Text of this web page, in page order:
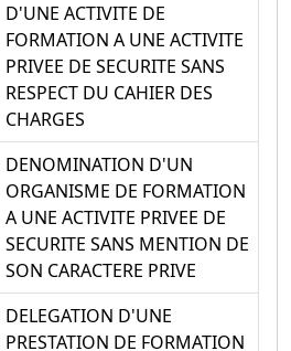
D'UNE ACTIVITE DE
FORMATION A UNE ACTIVITE
PRIVEE DE SECURITE SANS
RESPECT DU CAHIER DES
CHARGES
DENOMINATION D'UN
ORGANISME DE FORMATION
A UNE ACTIVITE PRIVEE DE
SECURITE SANS MENTION DE
SON CARACTERE PRIVE
DELEGATION D'UNE
PRESTATION DE FORMATION